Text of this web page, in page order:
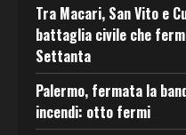
Tra Macari, San Vito e
battaglia civile che
Settanta
Palermo, fermata la
incendi: otto fermi